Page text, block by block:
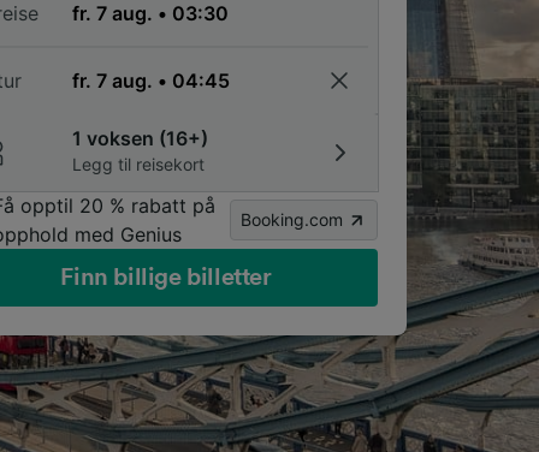
1 voksen (16+)
Legg til reisekort
opptil 20 % rabatt på
med Genius
Booking.com
Finn billige billetter